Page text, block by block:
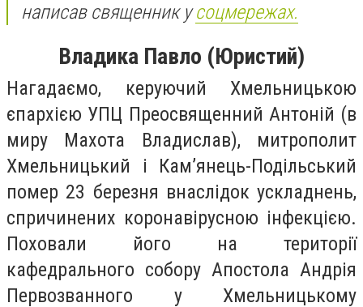
написав священник усоцмережах.
Владика Павло (Юристий)
Нагадаємо, керуючий Хмельницькою
єпархією УПЦ Преосвященний Антоній (в
миру Махота Владислав), митрополит
Хмельницький і Кам’янець-Подільський
помер 23 березня внаслідок ускладнень,
спричинених коронавірусною інфекцією.
Поховали його на території
кафедрального собору Апостола Андрія
Первозванного у Хмельницькому